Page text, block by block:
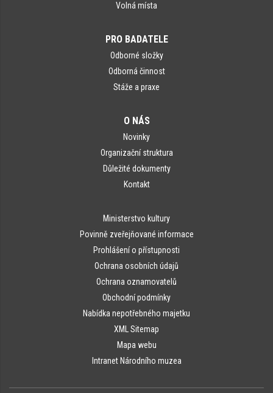
Volná místa
PRO BADATELE
Odborné složky
Odborná činnost
Stáže a praxe
O NÁS
Novinky
Organizační struktura
Důležité dokumenty
Kontakt
Ministerstvo kultury
Povinně zveřejňované informace
Prohlášení o přístupnosti
Ochrana osobních údajů
Ochrana oznamovatelů
Obchodní podmínky
Nabídka nepotřebného majetku
XML Sitemap
Mapa webu
Intranet Národního muzea